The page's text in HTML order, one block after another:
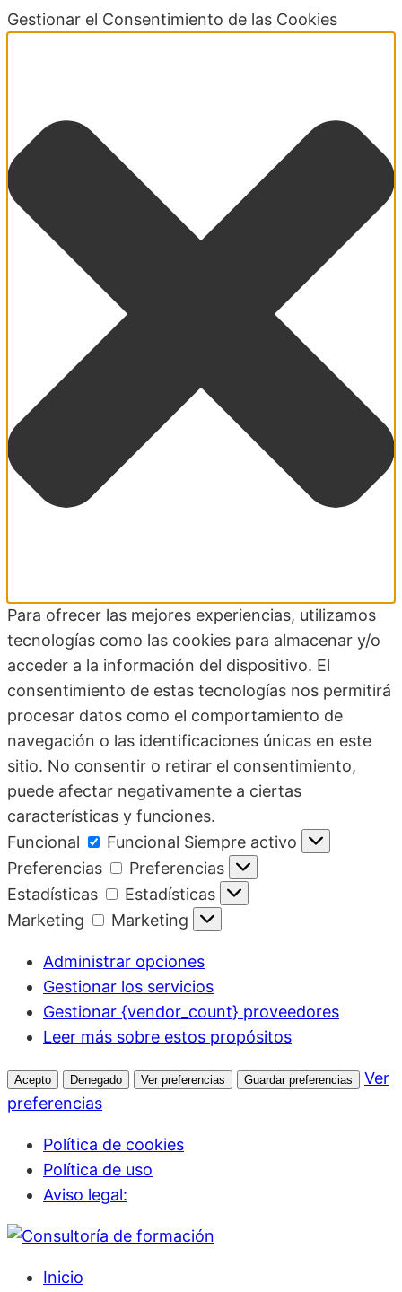
Gestionar el Consentimiento de las Cookies
Para ofrecer las mejores experiencias, utilizamos
tecnologías como las cookies para almacenar y/o
acceder a la información del dispositivo. El
consentimiento de estas tecnologías nos permitirá
procesar datos como el comportamiento de
navegación o las identificaciones únicas en este
sitio. No consentir o retirar el consentimiento,
puede afectar negativamente a ciertas
características y funciones.
Funcional
Funcional Siempre activo
Preferencias
Preferencias
Estadísticas
Estadísticas
Marketing
Marketing
Administrar opciones
Gestionar los servicios
Gestionar {vendor_count} proveedores
Leer más sobre estos propósitos
Acepto Denegado Ver preferencias Guardar preferencias
Ver
preferencias
Política de cookies
Política de uso
Aviso legal:
Inicio